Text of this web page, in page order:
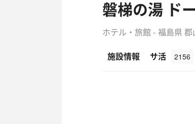
磐梯の湯 ド
ホテル・旅館 - 福島県 郡
施設情報
サ活 2156